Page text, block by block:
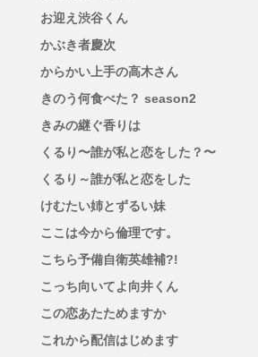
お迎え渋谷くん
かぶき者慶次
からかい上手の高木さん
きのう何食べた？ season2
きみの継ぐ香りは
くるり〜誰が私と恋をした？〜
くるり～誰が私と恋をした
けむたい姉とずるい妹
ここは今から倫理です。
こちら予備自衛英雄補?!
こっち向いてよ向井くん
この恋あたためますか
これから配信はじめます